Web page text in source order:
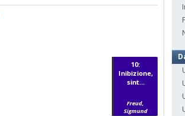
10:
Inibizione,
sint...
Freud,
Sigmund